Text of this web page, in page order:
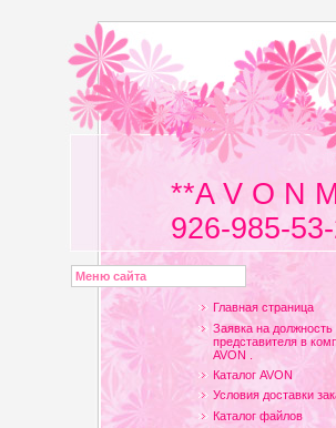
**A V O N
926-985-
Меню сайта
Главная страница
Заявка на должность
представителя в
AVON .
Каталог AVON
Условия доставки
Каталог файлов